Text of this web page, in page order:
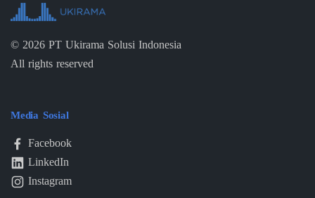
© 2026 PT Ukirama Solusi Indonesia
All rights reserved
Media Sosial
Facebook
LinkedIn
Instagram